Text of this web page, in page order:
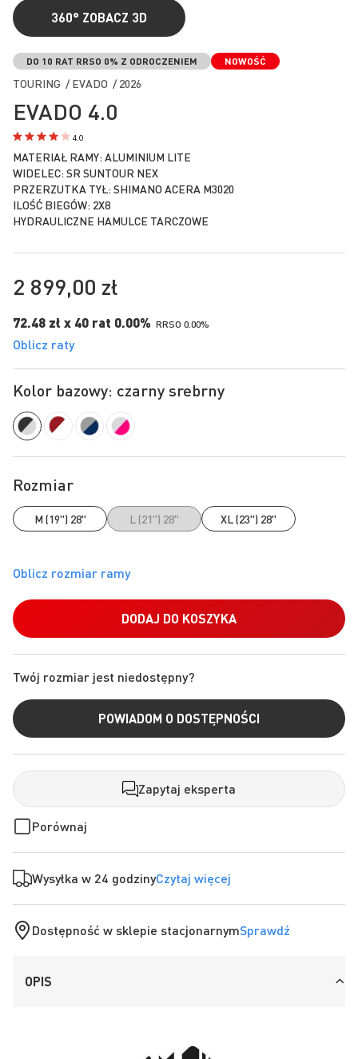
360° ZOBACZ 3D
na
galerii
EVADO 4.0
4.0
DO 10 RAT RRSO 0% Z ODROCZENIEM NOWOŚĆ
TOURING / EVADO / 2026
MATERIAŁ RAMY: ALUMINIUM LITE
WIDELEC: SR SUNTOUR NEX
PRZERZUTKA TYŁ: SHIMANO ACERA M3020
ILOŚĆ BIEGÓW: 2X8
HYDRAULICZNE HAMULCE TARCZOWE
Kolor bazowy: czarny srebrny
Rozmiar
M (19") 28" L (21") 28" XL (23") 28"
DODAJ DO KOSZYKA
Zapytaj eksperta
Porównaj
2 899,00 zł
72.48 zł x 40 rat 0.00% RRSO 0.00%
Oblicz raty
Wysyłka w 24 godzinyCzytaj więcej
Dostępność w sklepie stacjonarnymSprawdź
Twój rozmiar jest niedostępny?
POWIADOM O DOSTĘPNOŚCI
OPIS